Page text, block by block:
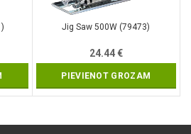
Jig Saw 500W (79473)
24.44€
PIEVIENOT GROZAM